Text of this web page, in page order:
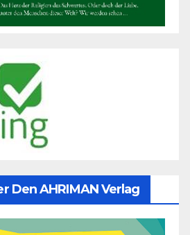
Den AHRIMAN Verlag